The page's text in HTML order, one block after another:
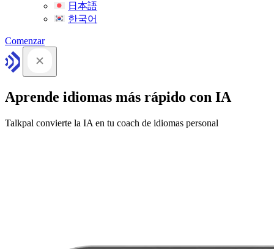
日本語
한국어
Comenzar
Aprende idiomas más rápido con IA
Talkpal convierte la IA en tu coach de idiomas personal